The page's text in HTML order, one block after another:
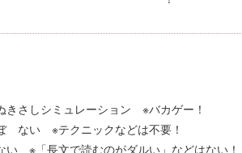
さしシミュレーション ※バカゲー！
ない ※テクニックなどは不要！
※「長文で読むのがダルい」などはない！